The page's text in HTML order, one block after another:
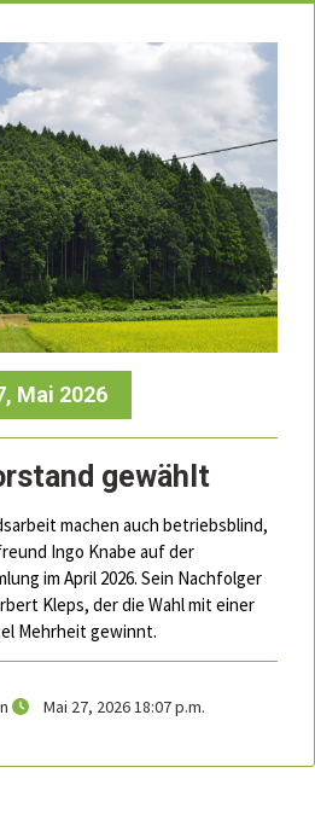
Mai 2026
gewählt
machen auch betriebsblind,
Ingo Knabe auf der
im April 2026. Sein Nachfolger
Kleps, der die Wahl mit einer
Mehrheit gewinnt.
Mai 27, 2026 18:07 p.m.